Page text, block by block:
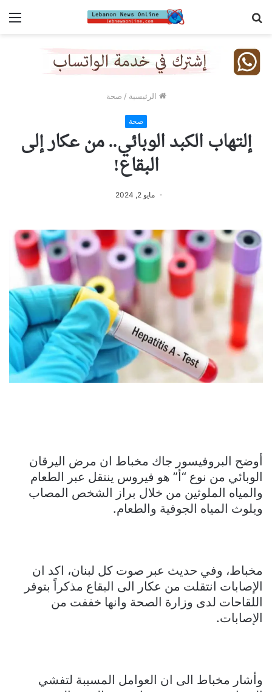
الرئيسية / صحة
صحة
إلتهاب الكبد الوبائي.. من عكار إلى
البقاع!
مايو 2, 2024
أوضح البروفيسور جاك مخباط ان مرض اليرقان
الوبائي من نوع “أ” هو فيروس ينتقل عبر الطعام
والمياه الملوثين من خلال براز الشخص المصاب
ويلوث المياه الجوفية والطعام.
مخباط، وفي حديث عبر صوت كل لبنان، اكد ان
الإصابات انتقلت من عكار الى البقاع مذكراً بتوفر
اللقاحات لدى وزارة الصحة وانها خففت من
الإصابات.
وأشار مخباط الى ان العوامل المسببة لتفشي